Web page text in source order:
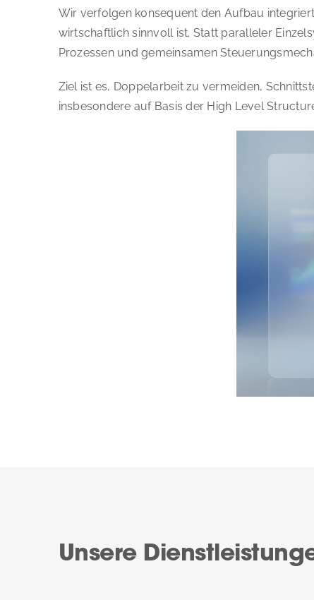
Wir verfolgen konsequent den Aufbau
wirtschaftlich sinnvoll ist. Statt paralleler
Prozessen und gemeinsamen
Ziel ist es, Doppelarbeit zu vermeiden,
insbesondere auf Basis der High Level
Unsere